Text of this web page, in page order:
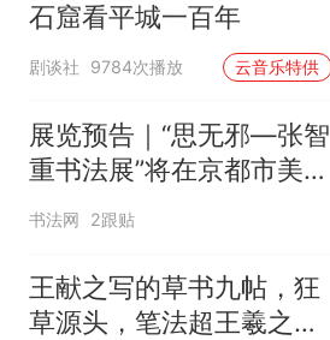
石窟看平城一百年
剧谈社 9784次播放 云音乐特供
展览预告｜“思无邪—张智
重书法展”将在京都市美术
馆展出
书法网 2跟贴
王献之写的草书九帖，狂
草源头，笔法超王羲之，